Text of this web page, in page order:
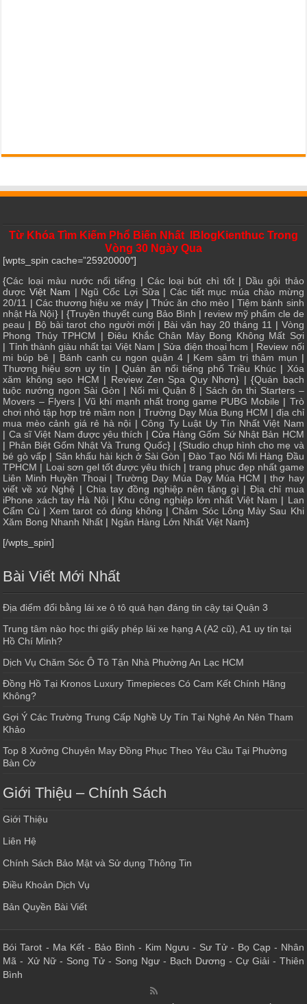
Từ Khóa Tìm Kiếm Phổ Biến Nhất IBlogKienthuc Trong
Vòng 30 Ngày Qua
[wpts_spin cache=”25920000″]
{Các loại màu nước nổi tiếng | Các loại bút chì tốt| Dầu gội thảo
dược Việt Nam | Ngũ Cốc Lợi Sữa| Các tiết mục múa chào mừng
20/11 | Các thương hiệu xe máy|Thức ăn cho mèo|Tiệm bánh sinh
nhật Hà Nội} | {Truyền thuyết cung Bảo Bình | review mỹ phẩm cle de
peau | Bộ bài tarot cho người mới| Bài văn hay 20 tháng 11 | Vòng
Phong Thủy TPHCM |Điêu Khắc Chân Mày Bong Không Mất Sợi
| Tỉnh thành giàu nhất tại Việt Nam | Sửa điện thoại hcm | Review nối
mi búp bê | Bánh canh cu ngon quận 4| Kem sâm trị thâm mụn |
Thương hiệu sơn uy tín | Quán ăn nổi tiếng phố Triều Khúc| Xóa
xăm không sẹo HCM | Review Zen Spa Quy Nhơn} | {Quán bạch
tuộc nướng ngon Sài Gòn | Nối mi Quận 8 | Sách ôn thi Starters –
Movers – Flyers| Vũ khí mạnh nhất trong game PUBG Mobile | Trò
chơi nhỏ tập hợp trẻ mầm non | Trường Dạy Múa Bụng HCM | địa chỉ
mua mèo cảnh giá rẻ hà nội |Công Ty Luật Uy Tín Nhất Việt Nam
| Ca sĩ Việt Nam được yêu thích | Cửa Hàng Gốm Sứ Nhật Bản HCM
| Phân Biệt Gốm Nhật Và Trung Quốc} | {Studio chụp hình cho mẹ và
bé gò vấp | Sân khấu hài kịch ở Sài Gòn |Đào Tạo Nối Mi Hàng Đầu
TPHCM | Loại sơn gel tốt được yêu thích | trang phục đẹp nhất game
Liên Minh Huyền Thoại|Trường Dạy Múa Dạy Múa HCM |thơ hay
viết về xứ Nghệ | Chia tay đồng nghiệp nên tặng gì | Địa chỉ mua
iPhone xách tay Hà Nội| Khu công nghiệp lớn nhất Việt Nam | Lan
Cẩm Cù |Xem tarot có đúng không |Chăm Sóc Lông Mày Sau Khi
Xăm Bong Nhanh Nhất | Ngân Hàng Lớn Nhất Việt Nam}
[/wpts_spin]
Bài Viết Mới Nhất
Địa điểm đổi bằng lái xe ô tô quá hạn đáng tin cậy tại Quận 3
Trung tâm nào học thi giấy phép lái xe hạng A (A2 cũ), A1 uy tín tại
Hồ Chí Minh?
Dịch Vụ Chăm Sóc Ô Tô Tận Nhà Phường An Lạc HCM
Đồng Hồ Tại Kronos Luxury Timepieces Có Cam Kết Chính Hãng
Không?
Gợi Ý Các Trường Trung Cấp Nghề Uy Tín Tại Nghệ An Nên Tham
Khảo
Top 8 Xưởng Chuyên May Đồng Phục Theo Yêu Cầu Tại Phường
Bàn Cờ
Giới Thiệu – Chính Sách
Giới Thiệu
Liên Hệ
Chính Sách Bảo Mật và Sử dụng Thông Tin
Điều Khoản Dịch Vụ
Bản Quyền Bài Viết
Bói Tarot - Ma Kết- Bảo Bình - Kim Ngưu - Sư Tử- Bọ Cạp- Nhân
Mã - Xử Nữ- Song Tử- Song Ngư- Bạch Dương - Cự Giải- Thiên
Bình